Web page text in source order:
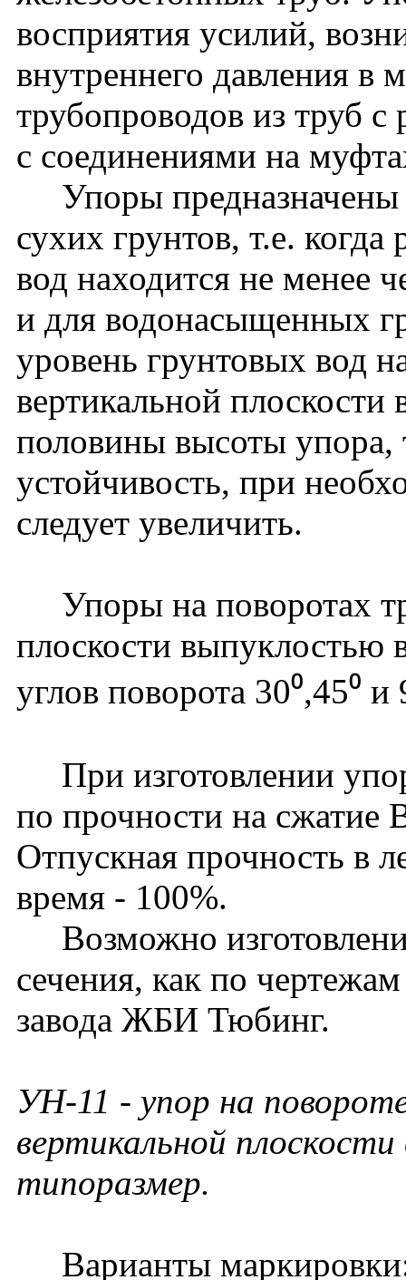
восприятия усилий,
внутреннего давления в
трубопроводов из труб
с соединениями на
Упоры предназначены
сухих грунтов, т.е.
вод находится не менее
и для водонасыщенных
уровень грунтовых вод
вертикальной
половины высоты упора,
устойчивость, при
следует увеличить.
Упоры на поворотах
плоскости выпуклостью
углов поворота 30⁰,45⁰ и
При изготовлении
по прочности на сжатие
Отпускная прочность в
время - 100%.
Возможно
сечения, как по
завода ЖБИ Тюбинг.
УН-11 - упор на
вертикальной
типоразмер.
Варианты